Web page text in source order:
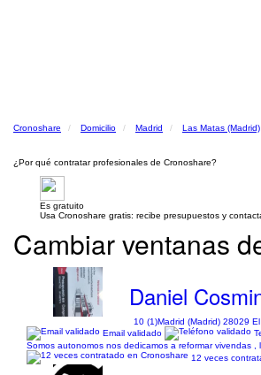
Cronoshare Domicilio Madrid Las Matas (Madrid)
¿Por qué contratar profesionales de Cronoshare?
Es gratuito
Usa Cronoshare gratis: recibe presupuestos y
Cambiar ventanas
Daniel
10 (1)Madrid (Madrid) 28029
Email validado
Somos autonomos nos dedicamos a reformar vivendas
12 veces